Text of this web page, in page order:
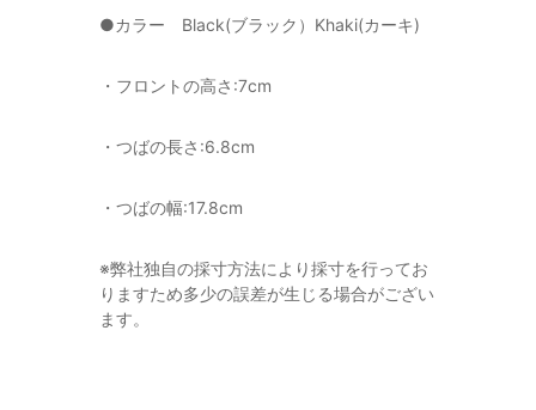
●カラー Black(ブラック）Khaki(カーキ)
・フロントの高さ:7cm
・つばの長さ:6.8cm
・つばの幅:17.8cm
※弊社独自の採寸方法により採寸を行ってお
りますため多少の誤差が生じる場合がござい
ます。